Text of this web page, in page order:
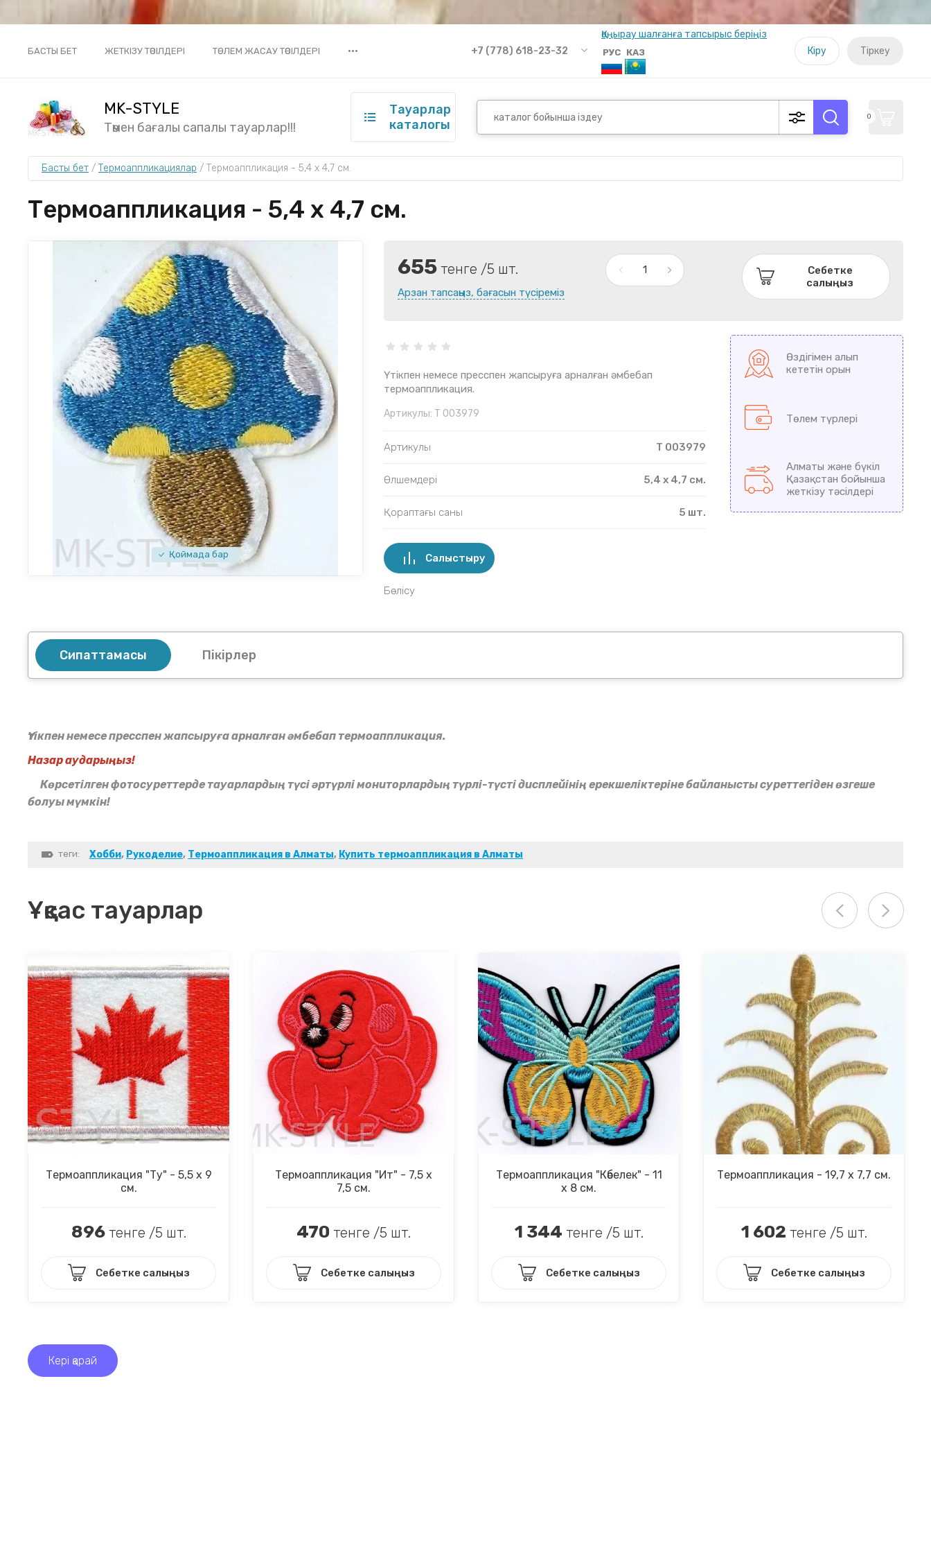
БАСТЫ БЕТ ЖЕТКІЗУ ТӘСІЛДЕРІ ТӨЛЕМ ЖАСАУ ТӘСІЛДЕРІ ••• +7 (778) 618-23-32
Қоңырау шалғанға тапсырыс беріңіз
РУС КАЗ Кіру Тіркеу
MK-STYLE
Төмен бағалы сапалы тауарлар!!!
Тауарлар
каталогы
0
Басты бет / Термоаппликациялар / Термоаппликация - 5,4 х 4,7 см.
Термоаппликация - 5,4 х 4,7 см.
Қоймада бар
655 тенге /5 шт.
Себетке
салыңыз
Арзан тапсаңыз, бағасын түсіреміз
Үтікпен немесе пресспен жапсыруға арналған әмбебап
термоаппликация.
Артикулы: T 003979
Артикулы T 003979
Өлшемдері 5,4 х 4,7 см.
Қораптағы саны 5 шт.
Салыстыру
Бөлісу
Өздігімен алып
кететін орын
Төлем түрлері
Алматы және бүкіл
Қазақстан бойынша
жеткізу тәсілдері
Сипаттамасы Пікірлер
Үтікпен немесе пресспен жапсыруға арналған әмбебап термоаппликация.
Назар аударыңыз!
Көрсетілген фотосуреттерде тауарлардың түсі әртүрлі мониторлардың түрлі-түсті дисплейінің ерекшеліктеріне байланысты суреттегіден өзгеше
болуы мүмкін!
теги: Хобби, Рукоделие, Термоаппликация в Алматы, Купить термоаппликация в Алматы
Ұқсас тауарлар
Термоаппликация "Ту" - 5,5 х 9
см.
896тенге /5 шт.
Себетке салыңыз
Термоаппликация "Ит" - 7,5 х
7,5 см.
470 тенге /5 шт.
Себетке салыңыз
Термоаппликация "Көбелек" - 11
х 8 см.
1 344 тенге /5 шт.
Себетке салыңыз
Термоаппликация - 19,7 х 7,7 см.
1 602 тенге /5 шт.
Себетке салыңыз
Кері қарай